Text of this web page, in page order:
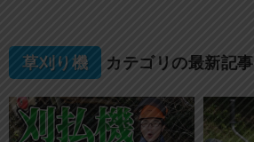
草刈り機 カテゴリの最新記事